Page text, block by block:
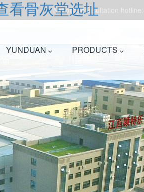
National consultation
YUNDUAN PRODUCTS
看骨灰堂选址